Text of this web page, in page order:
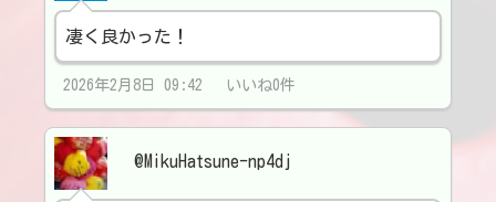
凄く良かった！
2026年2月8日 09:42 いいね0件
@MikuHatsune-np4dj